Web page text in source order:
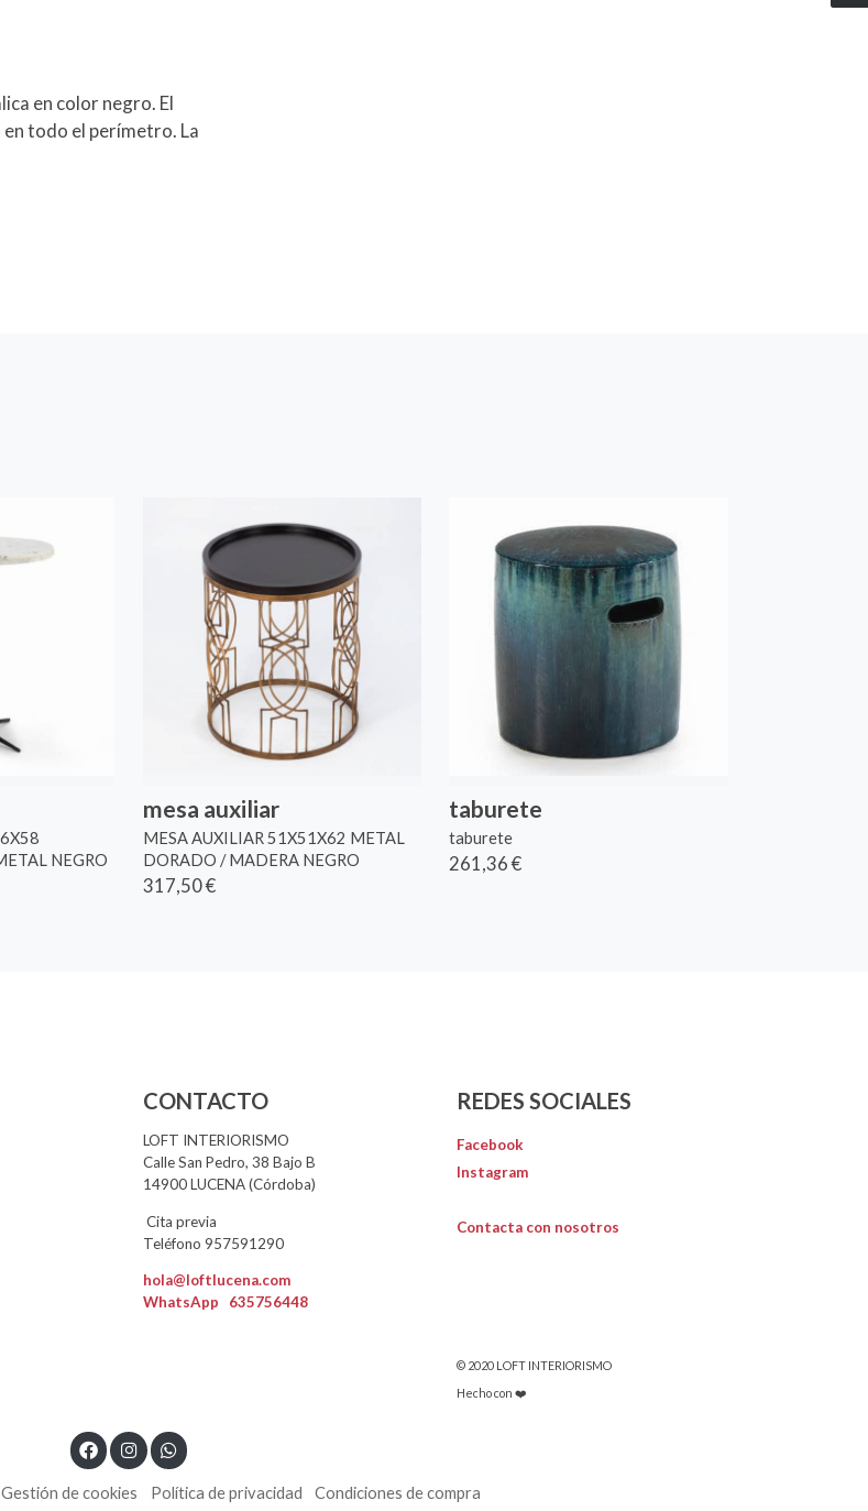
en color negro. El
todo el perímetro. La
NEGRO
mesa auxiliar
MESA AUXILIAR 51X51X62 METAL
DORADO / MADERA NEGRO
317,50 €
taburete
taburete
261,36 €
CONTACTO
LOFT INTERIORISMO
Calle San Pedro, 38 Bajo B
14900 LUCENA (Córdoba)
Cita previa
Teléfono 957591290
hola@loftlucena.com
WhatsApp 635756448
REDES SOCIALES
Facebook
Instagram
Contacta con nosotros
© 2020 LOFT INTERIORISMO
Hecho con ❤️
Gestión de cookies Política de privacidad Condiciones de compra